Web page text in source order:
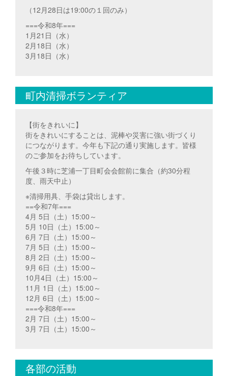
（12月28日は19:00の１回のみ）
===令和8年===
1月21日（水）
2月18日（水）
3月18日（水）
町内清掃ボランティア
【街をきれいに】
街をきれいにすることは、泥棒や災害に強い街づくり
につながります。今年も下記の通り実施します。皆様
のご参加をお待ちしています。
午後３時に芝浦一丁目町会会館前に集合（約30分程
度、雨天中止）
※清掃用具、手袋は貸出します。
==令和7年===
4月 5日（土）15:00～
5月 10日（土）15:00～
6月 7日（土）15:00～
7月 5日（土）15:00～
8月 2日（土）15:00～
9月 6日（土）15:00～
10月4日（土）15:00～
11月 1日（土）15:00～
12月 6日（土）15:00～
===令和8年===
2月 7日（土）15:00～
3月 7日（土）15:00～
各部の活動